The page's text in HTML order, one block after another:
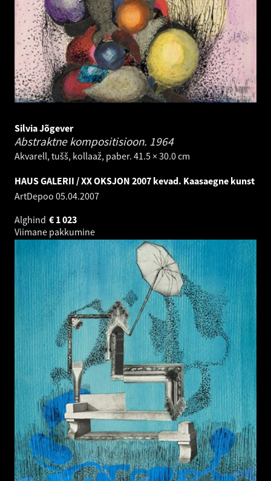
Silvia Jõgever
Abstraktne kompositisioon. 1964
Akvarell, tušš, kollaaž, paber. 41.5 × 30.0 cm
HAUS GALERII / XX OKSJON 2007 kevad. Kaasaegne kunst
ArtDepoo 05.04.2007
Alghind
1 023
€
Viimane pakkumine